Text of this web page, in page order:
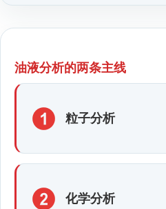
油液分析的两条主线
粒子分析
化学分析